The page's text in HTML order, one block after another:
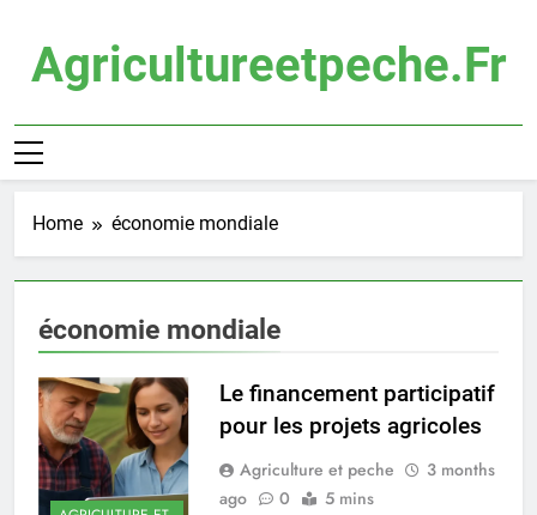
contentAgricultureetpeche.fr
Home économie mondiale
économie mondiale
Le financement participatif
pour les projets agricoles
Agriculture et peche
3 months
ago
0 5 mins